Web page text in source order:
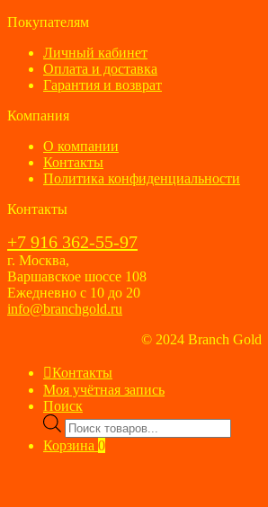
Покупателям
Личный кабинет
Оплата и доставка
Гарантия и возврат
Компания
О компании
Контакты
Политика конфиденциальности
Контакты
+7 916 362-55-97
г. Москва,
Варшавское шоссе 108
Ежедневно с 10 до 20
info@branchgold.ru
© 2024 Branch Gold
Контакты
Моя учётная запись
Поиск
Поиск
товаров
Корзина 0